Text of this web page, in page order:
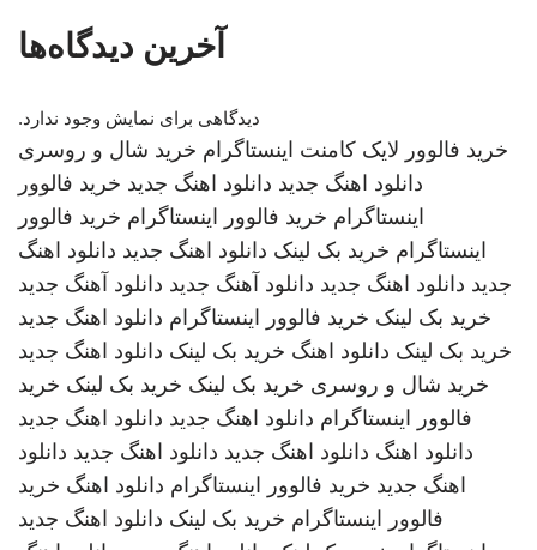
آخرین دیدگاه‌ها
دیدگاهی برای نمایش وجود ندارد.
خرید فالوور لایک کامنت اینستاگرام خرید شال و روسری
دانلود اهنگ جدید دانلود اهنگ جدید خرید فالوور
اینستاگرام خرید فالوور اینستاگرام خرید فالوور
اینستاگرام خرید بک لینک دانلود اهنگ جدید دانلود اهنگ
جدید دانلود اهنگ جدید دانلود آهنگ جدید دانلود آهنگ جدید
خرید بک لینک خرید فالوور اینستاگرام دانلود اهنگ جدید
خرید بک لینک دانلود اهنگ خرید بک لینک دانلود اهنگ جدید
خرید شال و روسری خرید بک لینک خرید بک لینک خرید
فالوور اینستاگرام دانلود اهنگ جدید دانلود اهنگ جدید
دانلود اهنگ دانلود اهنگ جدید دانلود اهنگ جدید دانلود
اهنگ جدید خرید فالوور اینستاگرام دانلود اهنگ خرید
فالوور اینستاگرام خرید بک لینک دانلود اهنگ جدید